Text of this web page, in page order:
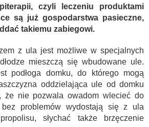
czyli leczeniu produktami
są już gospodarstwa pasieczne,
takiemu zabiegowi.
z ula jest możliwe w specjalnych
mieszczą się wbudowane ule.
podłoga domku, do którego mogą
oddzielająca ule od domku
że nie pozwala owadom wlecieć do
problemów wydostają się z ula
słychać także brzęczenie